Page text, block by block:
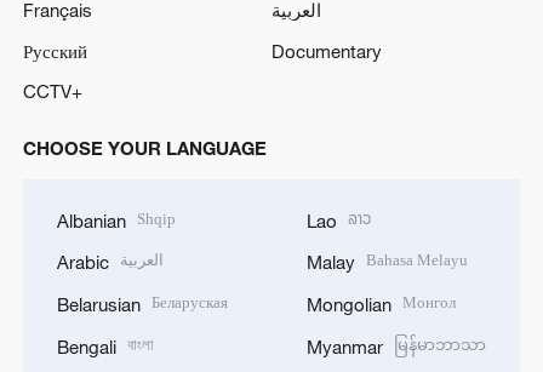
Français
العربية
Русский
Documentary
CCTV+
CHOOSE YOUR LANGUAGE
Albanian Shqip
Arabic العربية
Belarusian Беларуская
Bengali বাংলা
Lao ລາວ
Malay Bahasa Melayu
Mongolian Монгол
Myanmar မြန်မာဘာသာ